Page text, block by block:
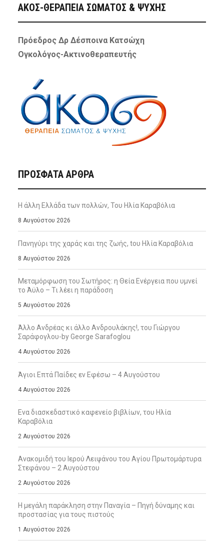
ΑΚΟΣ-ΘΕΡΑΠΕΙΑ ΣΩΜΑΤΟΣ & ΨΥΧΗΣ
Πρόεδρος Δρ Δέσποινα Κατσώχη
Ογκολόγος-Ακτινοθεραπευτής
ΠΡΌΣΦΑΤΑ ΆΡΘΡΑ
Η άλλη Ελλάδα των πολλών, Του Ηλία Καραβόλια
8 Αυγούστου 2026
Πανηγύρι της χαράς και της ζωής, tου Ηλία Καραβόλια
8 Αυγούστου 2026
Μεταμόρφωση του Σωτήρος: η Θεία Ενέργεια που υμνεί
το Άϋλο – Τι λέει η παράδοση
5 Αυγούστου 2026
Άλλο Ανδρέας κι άλλο Ανδρουλάκης!, του Γιώργου
Σαράφογλου-by George Sarafoglou
4 Αυγούστου 2026
Άγιοι Επτά Παίδες εν Εφέσω – 4 Αυγούστου
4 Αυγούστου 2026
Ενα διασκεδαστικό καφενείο βιβλίων, του Ηλία
Καραβόλια
2 Αυγούστου 2026
Ανακομιδή του Ιερού Λειψάνου του Αγίου Πρωτομάρτυρα
Στεφάνου – 2 Αυγούστου
2 Αυγούστου 2026
Η μεγάλη παράκληση στην Παναγία – Πηγή δύναμης και
προστασίας για τους πιστούς
1 Αυγούστου 2026